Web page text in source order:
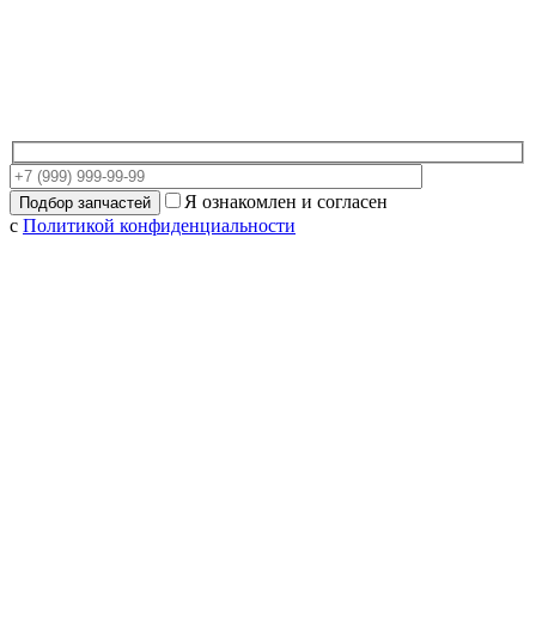
Я ознакомлен и согласен
с Политикой конфиденциальности